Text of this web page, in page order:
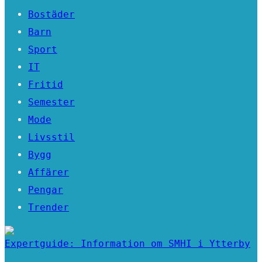
Bostäder
Barn
Sport
IT
Fritid
Semester
Mode
Livsstil
Bygg
Affärer
Pengar
Trender
Expertguide: Information om SMHI i Ytterby